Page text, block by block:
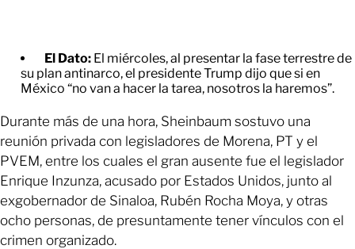
El Dato: El miércoles, al presentar la fase terrestre de
su plan antinarco, el presidente Trump dijo que si en
México “no van a hacer la tarea, nosotros la haremos”.
Durante más de una hora, Sheinbaum sostuvo una
reunión privada con legisladores de Morena, PT y el
PVEM, entre los cuales el gran ausente fue el legislador
Enrique Inzunza, acusado por Estados Unidos, junto al
exgobernador de Sinaloa, Rubén Rocha Moya, y otras
ocho personas, de presuntamente tener vínculos con el
crimen organizado.